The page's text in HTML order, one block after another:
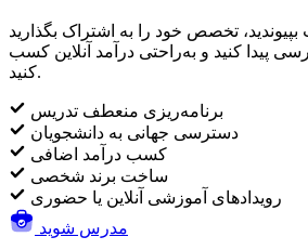
پیدا کنید و به‌راحتی درآمد آنلاین کسب
کنید.
برنامه‌ریزی منعطف تدریس
دسترسی جهانی به دانشجویان
کسب درآمد اضافی
ساخت برند شخصی
رویدادهای آموزشی آنلاین یا حضوری
مدرس شوید